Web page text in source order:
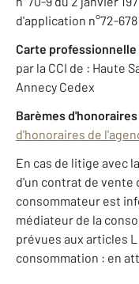
d'application n°72-
Carte professionnelle
par la CCI de : Haute
Annecy Cedex
Barèmes d'honoraires
d'honoraires de
En cas de litige avec
d'un contrat de vente
consommateur est
médiateur de la
prévues aux articles L
consommation : en